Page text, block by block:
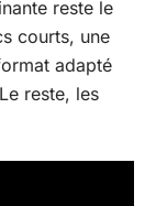
reste le
courts, une
adapté
reste, les